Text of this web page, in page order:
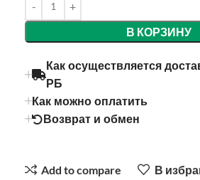
В КОРЗИНУ
Как осуществляется
РБ
Как можно оплатить
Возврат и обмен
Add to compare В